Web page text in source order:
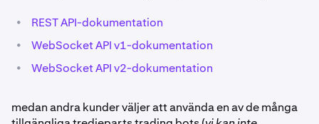
• REST API-dokumentation
• WebSocket API v1-dokumentation
• WebSocket API v2-dokumentation
medan andra kunder väljer att använda en av de många